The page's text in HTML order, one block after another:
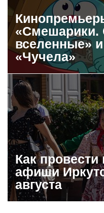
«Смешарики.
вселенные»
«Чучела»
Как
афиши
августа